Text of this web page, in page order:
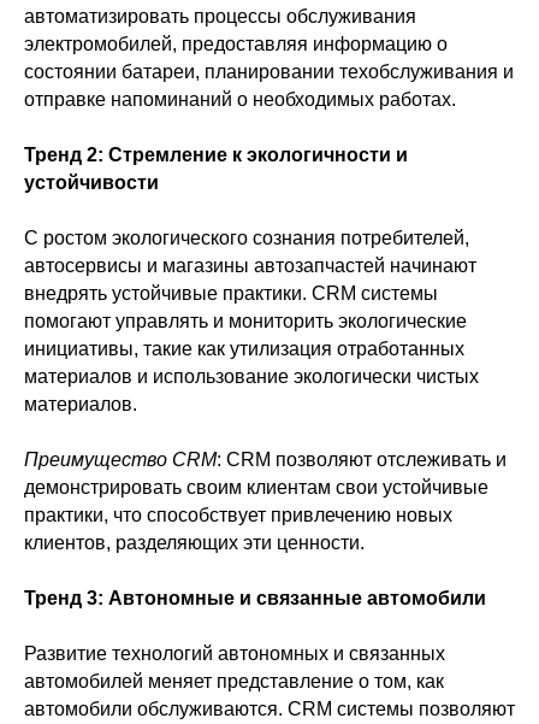
автоматизировать процессы обслуживания
электромобилей, предоставляя информацию о
состоянии батареи, планировании техобслуживания и
отправке напоминаний о необходимых работах.
Тренд 2: Стремление к экологичности и
устойчивости
С ростом экологического сознания потребителей,
автосервисы и магазины автозапчастей начинают
внедрять устойчивые практики. CRM системы
помогают управлять и мониторить экологические
инициативы, такие как утилизация отработанных
материалов и использование экологически чистых
материалов.
Преимущество CRM: CRM позволяют отслеживать и
демонстрировать своим клиентам свои устойчивые
практики, что способствует привлечению новых
клиентов, разделяющих эти ценности.
Тренд 3: Автономные и связанные автомобили
Развитие технологий автономных и связанных
автомобилей меняет представление о том, как
автомобили обслуживаются. CRM системы позволяют